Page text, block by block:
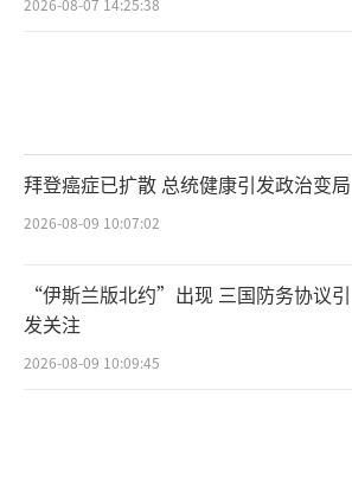
2026-08-07 14:25:38
拜登癌症已扩散 总统健康引发政治变局
2026-08-09 10:07:02
“伊斯兰版北约”出现 三国防务协议引
发关注
2026-08-09 10:09:45